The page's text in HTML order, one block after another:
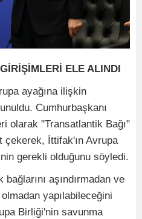
ELE ALINDI
ayağına ilişkin
Cumhurbaşkanı
olarak "Transatlantik Bağı"
çekerek, İttifak'ın Avrupa
gerekli olduğunu söyledi.
aşındırmadan ve
yapılabileceğini
Birliği'nin savunma